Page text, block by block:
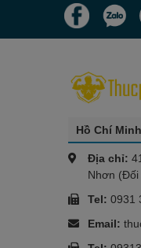
Hồ Chí Minh
Địa chỉ:
Nhơn (Đối
Tel: 0931
Email: